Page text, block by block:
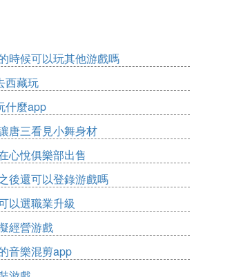
時候可以玩其他游戲嗎
西藏玩
什麼app
唐三看見小舞身材
心悅俱樂部出售
後還可以登錄游戲嗎
以選職業升級
經營游戲
音樂混剪app